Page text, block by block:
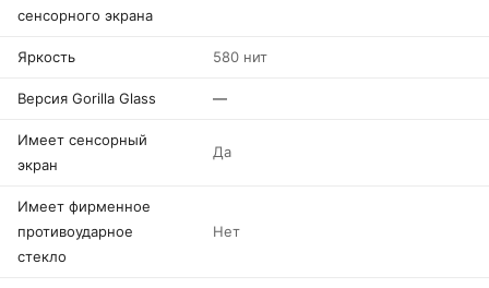
сенсорного экрана
Яркость 580 нит
Версия Gorilla Glass —
Имеет сенсорный
экран
Да
Имеет фирменное
противоударное
стекло
Нет